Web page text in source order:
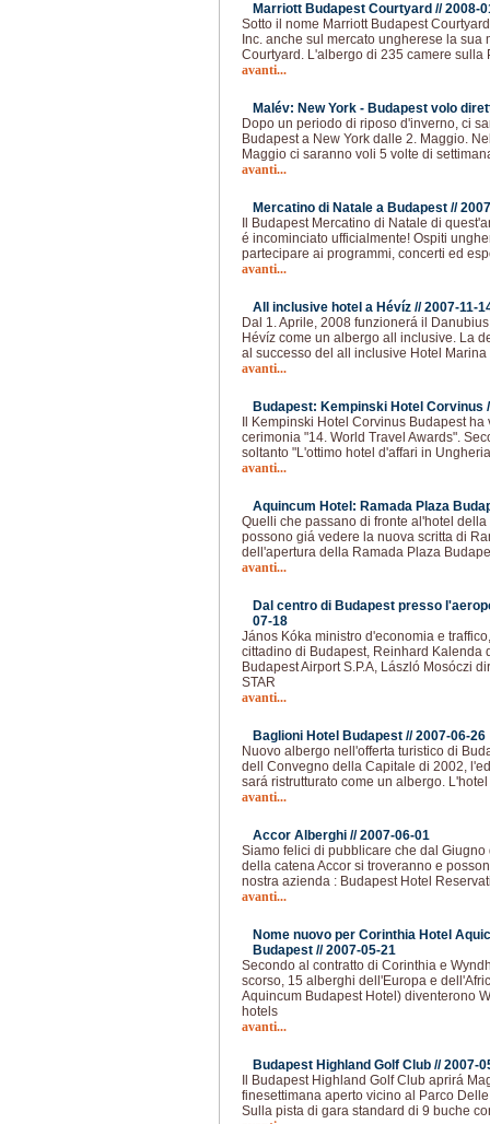
Marriott Budapest Courtyard //2008-
Sotto il nome Marriott Budapest
Inc. anche sul mercato ungherese la sua
Courtyard. L'albergo di 235 camere sulla
avanti...
Malév: New York - Budapest volo
Dopo un periodo di riposo d'inverno, ci
Budapest a New York dalle 2. Maggio.
Maggio ci saranno voli 5 volte di
avanti...
Mercatino di Natale a Budapest //
Il Budapest Mercatino di Natale di
é incominciato ufficialmente! Ospiti
partecipare ai programmi, concerti ed
avanti...
All inclusive hotel a Hévíz //2007-11-
Dal 1. Aprile, 2008 funzionerá il
Hévíz come un albergo all inclusive. La
al successo del all inclusive Hotel Marina
avanti...
Budapest: Kempinski Hotel Corvinus
Il Kempinski Hotel Corvinus Budapest
cerimonia "14. World Travel Awards".
soltanto "L'ottimo hotel d'affari in
avanti...
Aquincum Hotel: Ramada Plaza
Quelli che passano di fronte al'hotel
possono giá vedere la nuova scritta di
dell'apertura della Ramada Plaza
avanti...
Dal centro di Budapest presso
07-18
János Kóka ministro d'economia e
cittadino di Budapest, Reinhard Kalenda
Budapest Airport S.P.A, László Mosóczi
STAR
avanti...
Baglioni Hotel Budapest //2007-06-26
Nuovo albergo nell'offerta turistico di
dell Convegno della Capitale di 2002,
sará ristrutturato come un albergo.
avanti...
Accor Alberghi //2007-06-01
Siamo felici di pubblicare che dal
della catena Accor si troveranno e
nostra azienda : Budapest Hotel
avanti...
Nome nuovo per Corinthia Hotel
Budapest //2007-05-21
Secondo al contratto di Corinthia e
scorso, 15 alberghi dell'Europa e
Aquincum Budapest Hotel) diventerono
hotels
avanti...
Budapest Highland Golf Club //2007-
Il Budapest Highland Golf Club aprirá
finesettimana aperto vicino al Parco
Sulla pista di gara standard di 9 buche